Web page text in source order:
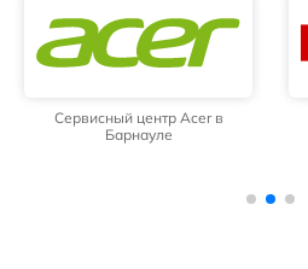
Сервисный центр Acer в
Барнауле